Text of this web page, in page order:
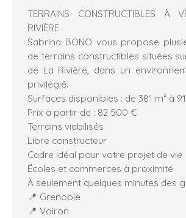
TERRAINS CONSTRUCTIBLES À
RIVIÈRE
Sabrina BONO vous propose
de terrains constructibles situées
de La Rivière, dans un
privilégié.
Surfaces disponibles : de 381 m² à
Prix à partir de : 82 500 €
Terrains viabilisés
Libre constructeur
Cadre idéal pour votre projet de vie
Écoles et commerces à proximité
À seulement quelques minutes des
📍 Grenoble
📍 Voiron